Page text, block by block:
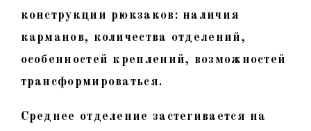
конструкции рюкзаков: наличия
карманов, количества отделений,
особенностей креплений, возможностей
трансформироваться.
Среднее отделение застегивается на